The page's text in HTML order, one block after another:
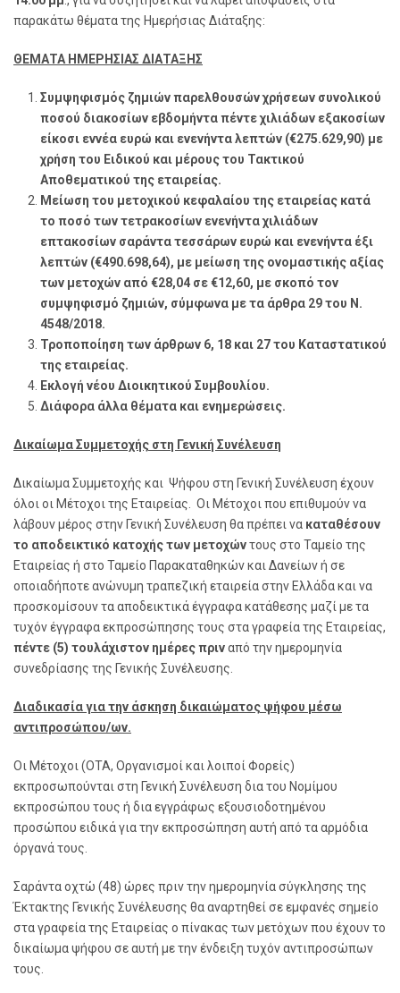
παρακάτω θέματα της Ημερήσιας Διάταξης:
ΘΕΜΑΤΑ ΗΜΕΡΗΣΙΑΣ ΔΙΑΤΑΞΗΣ
Συμψηφισμός ζημιών παρελθουσών χρήσεων συνολικού
ποσού διακοσίων εβδομήντα πέντε χιλιάδων εξακοσίων
είκοσι εννέα ευρώ και ενενήντα λεπτών (€275.629,90) με
χρήση του Ειδικού και μέρους του Τακτικού
Αποθεματικού της εταιρείας.
Μείωση του μετοχικού κεφαλαίου της εταιρείας κατά
το ποσό των τετρακοσίων ενενήντα χιλιάδων
επτακοσίων σαράντα τεσσάρων ευρώ και ενενήντα έξι
λεπτών (€490.698,64), με μείωση της ονομαστικής αξίας
των μετοχών από €28,04 σε €12,60, με σκοπό τον
συμψηφισμό ζημιών, σύμφωνα με τα άρθρα 29 του Ν.
4548/2018.
Τροποποίηση των άρθρων 6, 18 και 27 του Καταστατικού
της εταιρείας.
Εκλογή νέου Διοικητικού Συμβουλίου.
Διάφορα άλλα θέματα και ενημερώσεις.
Δικαίωμα Συμμετοχής στη Γενική Συνέλευση
Δικαίωμα Συμμετοχής και Ψήφου στη Γενική Συνέλευση έχουν
όλοι οι Μέτοχοι της Εταιρείας. Οι Μέτοχοι που επιθυμούν να
λάβουν μέρος στην Γενική Συνέλευση θα πρέπει να καταθέσουν
το αποδεικτικό κατοχής των μετοχώντους στο Ταμείο της
Εταιρείας ή στο Ταμείο Παρακαταθηκών και Δανείων ή σε
οποιαδήποτε ανώνυμη τραπεζική εταιρεία στην Ελλάδα και να
προσκομίσουν τα αποδεικτικά έγγραφα κατάθεσης μαζί με τα
τυχόν έγγραφα εκπροσώπησης τους στα γραφεία της Εταιρείας,
πέντε (5) τουλάχιστον ημέρες πριναπό την ημερομηνία
συνεδρίασης της Γενικής Συνέλευσης.
Διαδικασία για την άσκηση δικαιώματος ψήφου μέσω
αντιπροσώπου/ων.
Οι Μέτοχοι (ΟΤΑ, Οργανισμοί και λοιποί Φορείς)
εκπροσωπούνται στη Γενική Συνέλευση δια του Νομίμου
εκπροσώπου τους ή δια εγγράφως εξουσιοδοτημένου
προσώπου ειδικά για την εκπροσώπηση αυτή από τα αρμόδια
όργανά τους.
Σαράντα οχτώ (48) ώρες πριν την ημερομηνία σύγκλησης της
Έκτακτης Γενικής Συνέλευσης θα αναρτηθεί σε εμφανές σημείο
στα γραφεία της Εταιρείας ο πίνακας των μετόχων που έχουν το
δικαίωμα ψήφου σε αυτή με την ένδειξη τυχόν αντιπροσώπων
τους.